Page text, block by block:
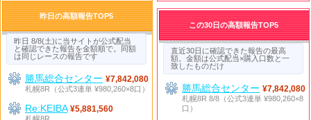
昨日の高額報告TOP5
昨日 8/8(土)に当サイトが公式配当
と確認できた報告を金額順で。同額
は同じレースの報告です
勝馬総合センター ¥7,842,080
札幌8R（公式3連単 ¥980,260×8口）
Re:KEIBA ¥5,881,560
この30日の高額報告TOP5
直近30日に確認できた報告の最高
額。金額は公式配当×購入口数と一
致したものだけ
勝馬総合センター ¥7,842,080
札幌8R 8/8（公式3連単 ¥980,260×8
口）